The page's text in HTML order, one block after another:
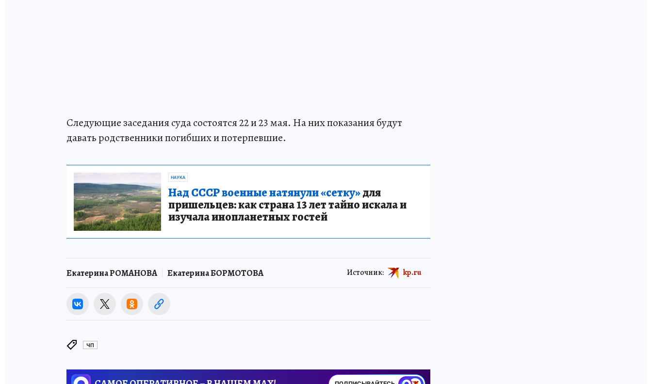
Следующие заседания суда состоятся 22 и 23 мая. На них показания будут
давать родственники погибших и потерпевшие.
НАУКА
Над СССР военные натянули «сетку»для
пришельцев: как страна 13 лет тайно искала и
изучала инопланетных гостей
Екатерина РОМАНОВА Екатерина БОРМОТОВА Источник: kp.ru
ЧП